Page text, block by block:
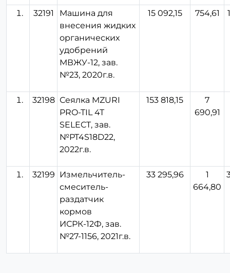
32191
Машина для
внесения жидких
органических
удобрений
МВЖУ-12, зав.
№23, 2020г.в.
15 092,15 754,61
32198 Сеялка MZURI
PRO-TIL 4T
SELECT, зав.
№PT4S18D22,
2022г.в.
153 818,15
7
690,91
32199 Измельчитель-
смеситель-
раздатчик
кормов
ИСРК-12Ф, зав.
№27-1156, 2021г.в.
33 295,96
1
664,80